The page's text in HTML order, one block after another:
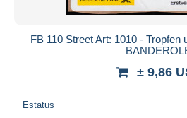
FB 110 Street Art: 1010 - Tropfen
± 9,86
Estatus